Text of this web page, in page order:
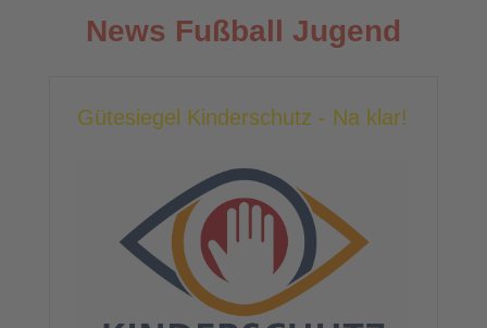
News Fußball Jugend
Gütesiegel Kinderschutz - Na klar!